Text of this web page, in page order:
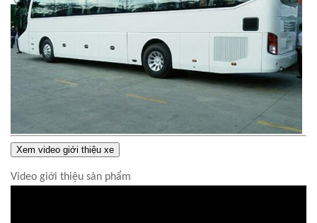
Xem video giới thiệu xe
Video giới thiệu sản phẩm